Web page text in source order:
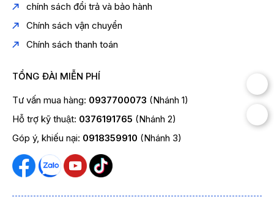
chính sách đổi trả và bảo hành
Chính sách vận chuyển
Chính sách thanh toán
TỔNG ĐÀI MIỄN PHÍ
Tư vấn mua hàng: 0937700073 (Nhánh 1)
Hỗ trợ kỹ thuật: 0376191765 (Nhánh 2)
Góp ý, khiếu nại: 0918359910 (Nhánh 3)